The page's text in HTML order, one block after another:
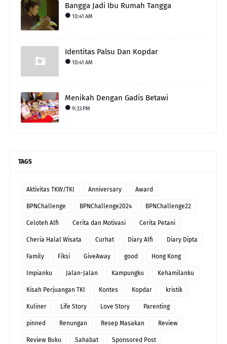
Bangga Jadi Ibu Rumah Tangga
10:41 AM
Identitas Palsu Dan Kopdar
10:41 AM
Menikah Dengan Gadis Betawi
9:33 PM
TAGS
Aktivitas TKW/TKI Anniversary Award
BPNChallenge BPNChallenge2024 BPNChallenge22
Celoteh Alfi Cerita dan Motivasi Cerita Petani
Cheria Halal Wisata Curhat Diary Alfi Diary Dipta
Family Fiksi GiveAway good Hong Kong
Impianku Jalan-Jalan Kampungku Kehamilanku
Kisah Perjuangan TKI Kontes Kopdar kristik
Kuliner Life Story Love Story Parenting
pinned Renungan Resep Masakan Review
Review Buku Sahabat Sponsored Post